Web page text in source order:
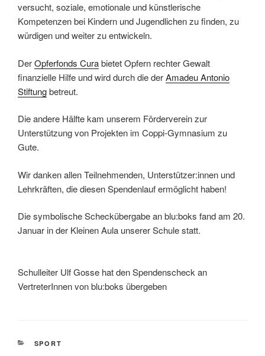
versucht, soziale, emotionale und künstlerische
Kompetenzen bei Kindern und Jugendlichen zu finden, zu
würdigen und weiter zu entwickeln.
DerOpferfonds Curabietet Opfern rechter Gewalt
finanzielle Hilfe und wird durch die derAmadeu Antonio
Stiftungbetreut.
Die andere Hälfte kam unserem Förderverein zur
Unterstützung von Projekten im Coppi-Gymnasium zu
Gute.
Wir danken allen Teilnehmenden, Unterstützer:innen und
Lehrkräften, die diesen Spendenlauf ermöglicht haben!
Die symbolische Scheckübergabe an blu:boks fand am 20.
Januar in der Kleinen Aula unserer Schule statt.
Schulleiter Ulf Gosse hat den Spendenscheck an
VertreterInnen von blu:boks übergeben
KATEGORIEN
SPORT